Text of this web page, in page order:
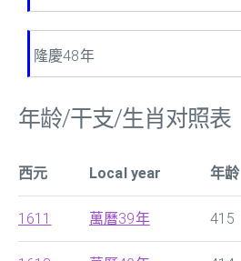
隆慶48年
年龄/干支/生肖对照表
西元 Local year 年龄
1611 萬曆39年 415